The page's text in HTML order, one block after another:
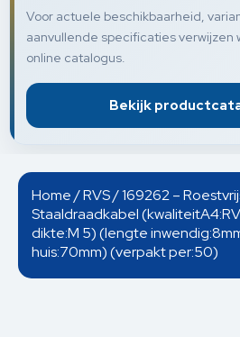
Voor actuele beschikbaarheid,
aanvullende specificaties verwijzen
online catalogus.
Bekijk
Home/RVS/ 169262 –
Staaldraadkabel
dikte:M 5) (lengte
huis:70mm) (verpakt per:50)